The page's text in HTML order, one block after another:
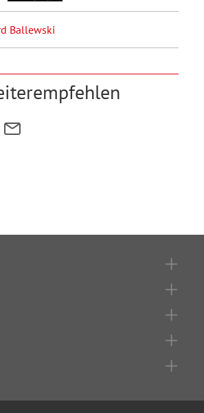
Ballewski